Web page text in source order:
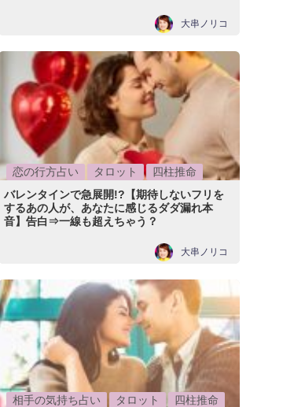
大串ノリコ
恋の行方占い タロット
四柱推命
バレンタインで急展開!?【期待しないフリを
するあの人が、あなたに感じるダダ漏れ本
音】告白⇒一線も超えちゃう？
大串ノリコ
相手の気持ち占い タロット
四柱推命